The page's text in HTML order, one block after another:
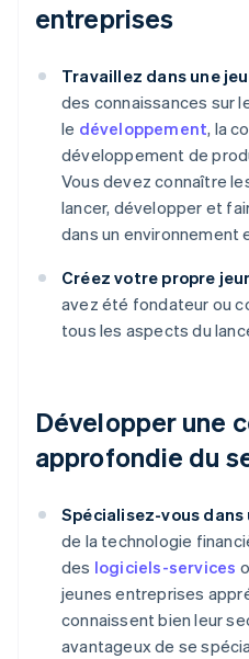
entreprises
Travaillez dans une
des connaissances sur
le développement, la
développement de
Vous devez connaître
lancer, développer et
dans un environnement
Créez votre propre
avez été fondateur ou
tous les aspects du
Développer une
approfondie du
Spécialisez-vous dans
de la technologie
des logiciels-services
jeunes entreprises
connaissent bien leur
avantageux de se